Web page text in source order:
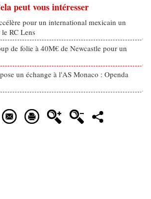
peut vous intéresser
pour un international mexicain un
RC Lens
de folie à 40M€ de Newcastle pour un
un échange à l'AS Monaco : Openda